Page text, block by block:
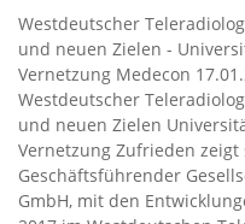
Westdeutscher
und neuen Zielen -
Vernetzung Medecon
Westdeutscher
und neuen Zielen
Vernetzung Zufrieden zeigt
Geschäftsführender
GmbH, mit den